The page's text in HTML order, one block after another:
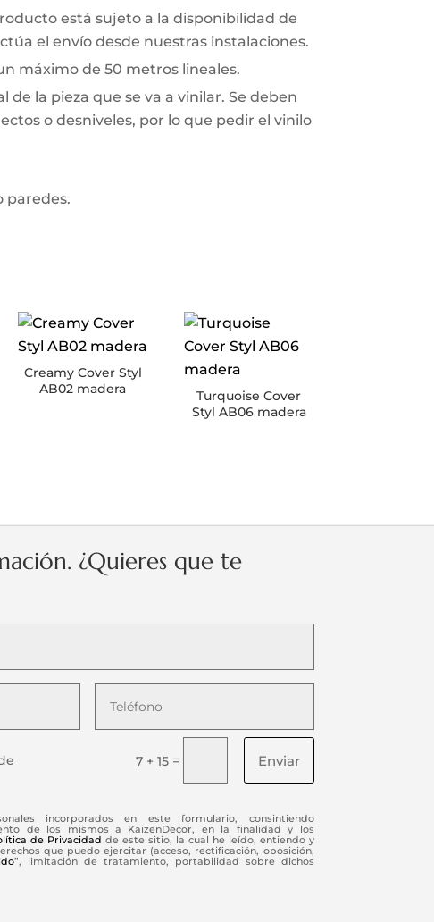
está sujeto a la disponibilidad de
el envío desde nuestras instalaciones.
máximo de 50 metros lineales.
la pieza que se va a vinilar. Se deben
o desniveles, por lo que pedir el vinilo
paredes.
Creamy Cover Styl
AB02 madera
Turquoise Cover
Styl AB06 madera
¿Quieres que te
7 + 15= Enviar
incorporados en este formulario, consintiendo
de los mismos a KaizenDecor, en la finalidad y los
de Privacidad de este sitio, la cual he leído, entiendo y
que puedo ejercitar (acceso, rectificación, oposición,
”, limitación de tratamiento, portabilidad sobre dichos